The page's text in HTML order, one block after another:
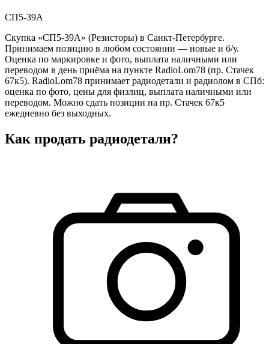
СП5-39А
Скупка «СП5-39А» (Резисторы) в Санкт-Петербурге.
Принимаем позицию в любом состоянии — новые и б/у.
Оценка по маркировке и фото, выплата наличными или
переводом в день приёма на пункте RadioLom78 (пр. Стачек
67к5). RadioLom78 принимает радиодетали и радиолом в СПб:
оценка по фото, цены для физлиц, выплата наличными или
переводом. Можно сдать позиции на пр. Стачек 67к5
ежедневно без выходных.
Как продать радиодетали?